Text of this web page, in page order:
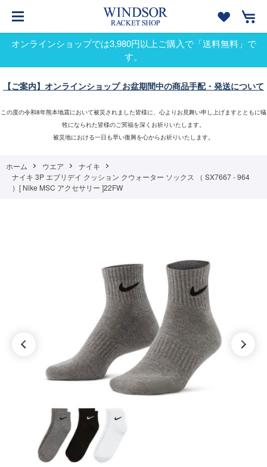
オンラインショップでは3,980円以上ご購入で「送料無料」で
す。
【ご案内】オンラインショップ お盆期間中の商品手配・発送について
この度の令和8年熊本地震において被災されました皆様に、心よりお見舞い申し上げますとともに犠
牲になられた皆様のご冥福を深くお祈りいたします。
被災地における一日も早い復興を心からお祈りいたします。
ホーム ウエア
ナイキ
ナイキ 3P エブリデイ クッション クウォーター ソックス （ SX7667 - 964
）[ Nike MSC アクセサリー ]22FW